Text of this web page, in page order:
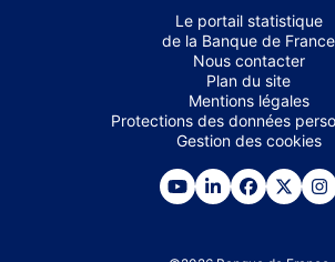
Le portail statistique
de la Banque de France
Nous contacter
Plan du site
Mentions légales
Protections des données
Gestion des cookies